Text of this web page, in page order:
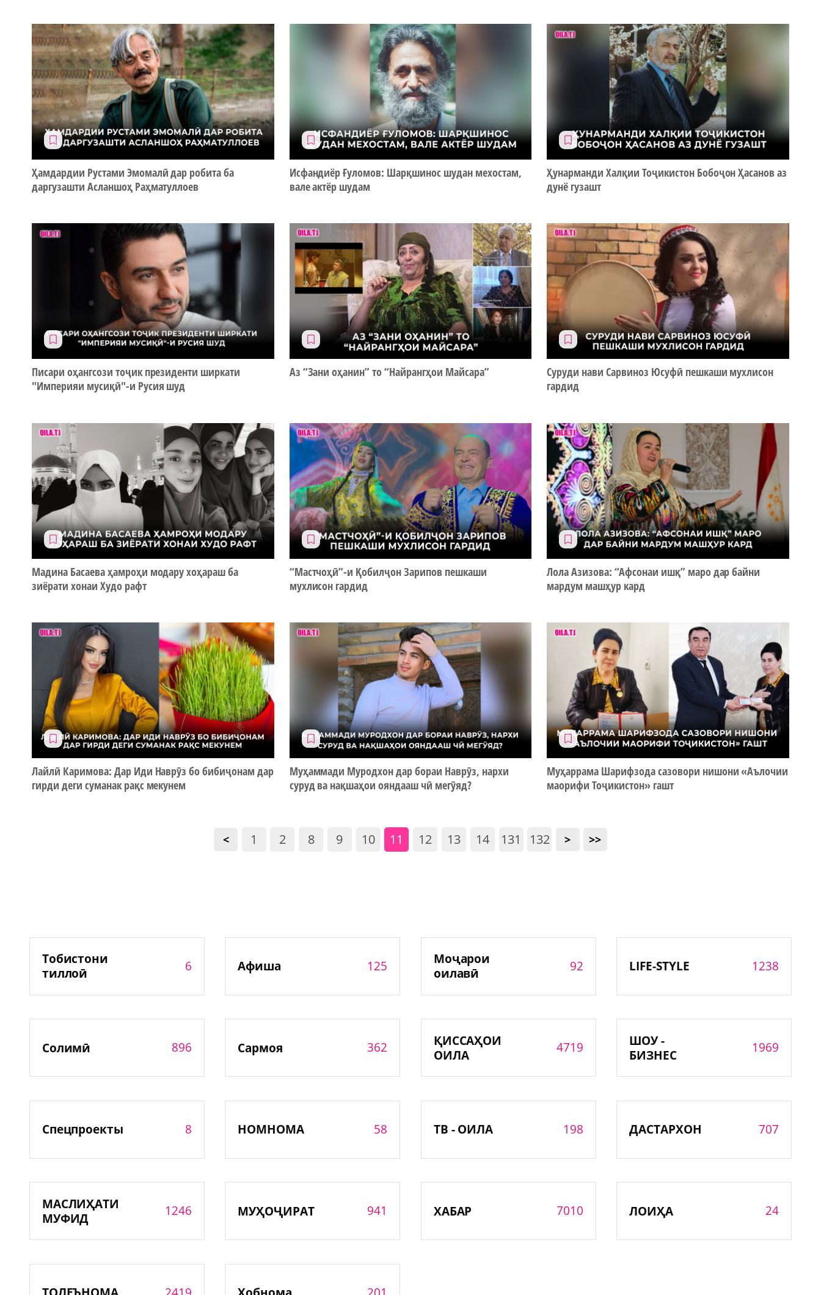
Ҳамдардии Рустами Эмомалӣ дар робита ба
даргузашти Асланшоҳ Раҳматуллоев
Исфандиёр Ғуломов: Шарқшинос шудан мехостам,
вале актёр шудам
Ҳунарманди Халқии Тоҷикистон Бобоҷон Ҳасанов аз
дунё гузашт
Писари оҳангсози тоҷик президенти ширкати
"Империяи мусиқӣ"-и Русия шуд
Аз “Зани оҳанин” то “Найрангҳои Майсара”
Суруди нави Сарвиноз Юсуфӣ пешкаши мухлисон
гардид
Мадина Басаева ҳамроҳи модару хоҳараш ба
зиёрати хонаи Худо рафт
“Мастчоҳӣ”-и Қобилҷон Зарипов пешкаши
мухлисон гардид
Лола Азизова: “Афсонаи ишқ” маро дар байни
мардум машҳур кард
Лайлӣ Каримова: Дар Иди Наврӯз бо бибиҷонам дар
гирди деги суманак рақс мекунем
Муҳаммади Муродхон дар бораи Наврӯз, нархи
суруд ва нақшаҳои ояндааш чӣ мегӯяд?
Муҳаррама Шарифзода сазовори нишони «Аълочии
маорифи Тоҷикистон» гашт
< 1 2 8 9 10 11 12 13 14 131 132 > >>
Тобистони
тиллоӣ
6 Афиша 125
Моҷарои
оилавӣ
92 LIFE-STYLE 1238
Солимӣ 896 Сармоя 362
ҚИССАҲОИ
ОИЛА
4719
ШОУ -
БИЗНЕС
1969
Спецпроекты 8 НОМНОМА 58 ТВ - ОИЛА 198 ДАСТАРХОН 707
МАСЛИҲАТИ
МУФИД
1246 МУҲОҶИРАТ 941 ХАБАР 7010 ЛОИҲА 24